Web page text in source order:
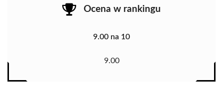
Ocena w rankingu
9.00 na 10
9.00